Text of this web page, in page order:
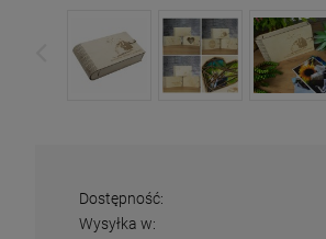
Dostępność:
Wysyłka w: